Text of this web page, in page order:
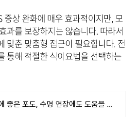
증상 완화에 매우 효과적이지만, 모
과를 보장하지는 않습니다. 따라서
맞춘 맞춤형 접근이 필요합니다. 전
통해 적절한 식이요법을 선택하는
시력에 좋은 포도, 수명 연장에도 도움을 준다 - 최신 연구 결과